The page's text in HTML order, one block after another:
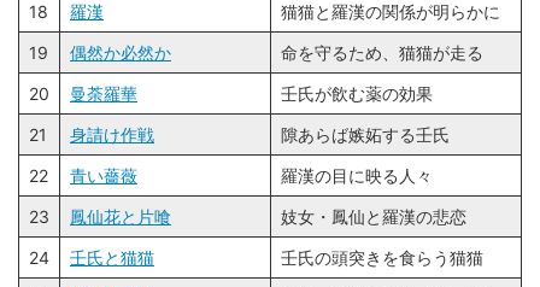
18
羅漢
猫猫と羅漢の関係が明らかに
19
偶然か必然か
命を守るため、猫猫が走る
20
曼荼羅華
壬氏が飲む薬の効果
21
身請け作戦
隙あらば嫉妬する壬氏
22
青い薔薇
羅漢の目に映る人々
23
鳳仙花と片喰
妓女・鳳仙と羅漢の悲恋
24
壬氏と猫猫
壬氏の頭突きを食らう猫猫